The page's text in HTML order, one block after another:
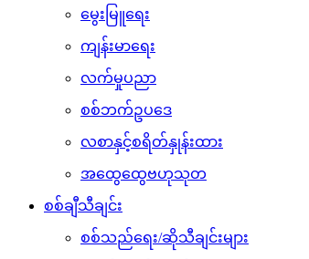
မွေးမြူရေး
ကျန်းမာရေး
လက်မှုပညာ
စစ်ဘက်ဥပဒေ
လစာနှင့်စရိတ်နှုန်းထား
အထွေထွေဗဟုသုတ
စစ်ချီသီချင်း
စစ်သည်ရေး/ဆိုသီချင်းများ